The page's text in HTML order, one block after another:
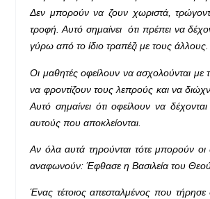
Δεν μπορούν να ζουν χωριστά,
τροφή. Αυτό σημαίνει ότι πρέπει να
γύρω από το ίδιο τραπέζι με τους άλλους.
Οι μαθητές οφείλουν να ασχολούνται με
να φροντίζουν τους λεπρούς και να
Αυτό σημαίνει ότι οφείλουν να
αυτούς που αποκλείονται.
Αν όλα αυτά τηρούνται τότε μπορούν οι
αναφωνούν: Έφθασε η Βασιλεία του
Ένας τέτοιος απεσταλμένος που τήρησε